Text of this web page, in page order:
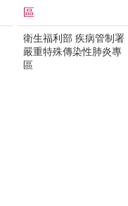
區
衛生福利部 疾病管制署
嚴重特殊傳染性肺炎專
區